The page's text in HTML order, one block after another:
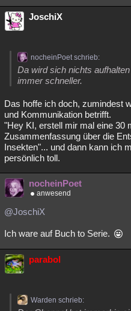
Lesenswert Schlüsselwörter
JoschiX
nocheinPoet schrieb:
Da wird sich nichts
immer schneller.
Das hoffe ich doch, zumindest
und Kommunikation betrifft.
"Hey KI, erstell mir mal eine 30
Zusammenfassung über die
Insekten"... und dann kann ich
persönlich toll.
nocheinPoet
anwesend
@JoschiX
Ich ware auf Buch to Serie.
parabol
Warden schrieb: